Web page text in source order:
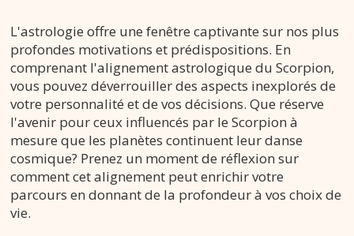
L'astrologie offre une fenêtre captivante sur nos plus
profondes motivations et prédispositions. En
comprenant l'alignement astrologique du Scorpion,
vous pouvez déverrouiller des aspects inexplorés de
votre personnalité et de vos décisions. Que réserve
l'avenir pour ceux influencés par le Scorpion à
mesure que les planètes continuent leur danse
cosmique? Prenez un moment de réflexion sur
comment cet alignement peut enrichir votre
parcours en donnant de la profondeur à vos choix de
vie.